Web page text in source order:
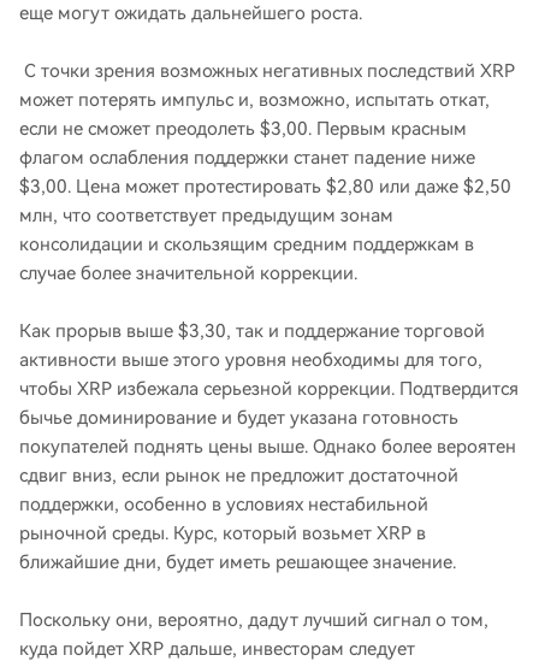
еще могут ожидать дальнейшего роста.
С точки зрения возможных негативных последствий XRP
может потерять импульс и, возможно, испытать откат,
если не сможет преодолеть $3,00. Первым красным
флагом ослабления поддержки станет падение ниже
$3,00. Цена может протестировать $2,80 или даже $2,50
млн, что соответствует предыдущим зонам
консолидации и скользящим средним поддержкам в
случае более значительной коррекции.
Как прорыв выше $3,30, так и поддержание торговой
активности выше этого уровня необходимы для того,
чтобы XRP избежала серьезной коррекции. Подтвердится
бычье доминирование и будет указана готовность
покупателей поднять цены выше. Однако более вероятен
сдвиг вниз, если рынок не предложит достаточной
поддержки, особенно в условиях нестабильной
рыночной среды. Курс, который возьмет XRP в
ближайшие дни, будет иметь решающее значение.
Поскольку они, вероятно, дадут лучший сигнал о том,
куда пойдет XRP дальше, инвесторам следует